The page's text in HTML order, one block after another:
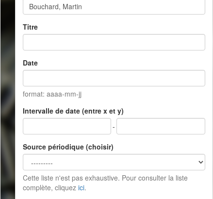
Titre
Date
format: aaaa-mm-jj
Intervalle de date (entre x et y)
-
Source périodique (choisir)
Cette liste n'est pas exhaustive. Pour consulter la liste
complète, cliquez ici.